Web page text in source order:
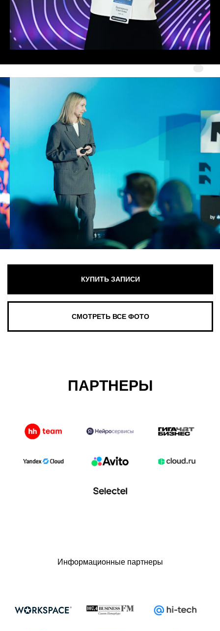
ПАРТНЕРЫ
Информационные партнеры